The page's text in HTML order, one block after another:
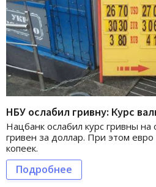
НБУ ослабил гривну: Курс
Нацбанк ослабил курс гривны
гривен за доллар. При этом
копеек.
Подробнее